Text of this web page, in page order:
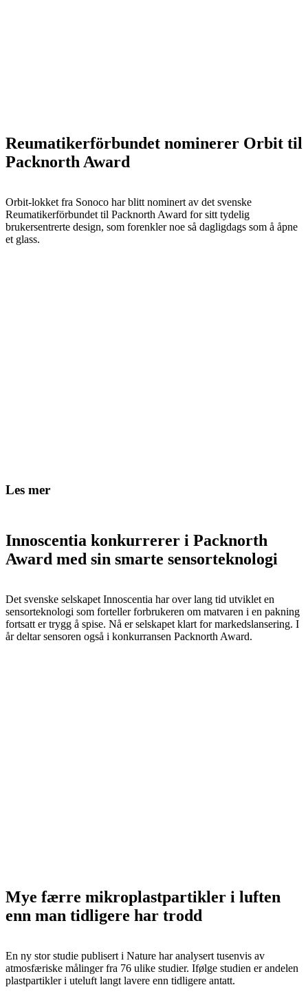
Reumatikerförbundet nominerer Orbit til
Packnorth Award
Orbit-lokket fra Sonoco har blitt nominert av det svenske
Reumatikerförbundet til Packnorth Award for sitt tydelig
brukersentrerte design, som forenkler noe så dagligdags som å åpne
et glass.
Les mer
Innoscentia konkurrerer i Packnorth
Award med sin smarte sensorteknologi
Det svenske selskapet Innoscentia har over lang tid utviklet en
sensorteknologi som forteller forbrukeren om matvaren i en pakning
fortsatt er trygg å spise. Nå er selskapet klart for markedslansering. I
år deltar sensoren også i konkurransen Packnorth Award.
Mye færre mikroplastpartikler i luften
enn man tidligere har trodd
En ny stor studie publisert i Nature har analysert tusenvis av
atmosfæriske målinger fra 76 ulike studier. Ifølge studien er andelen
plastpartikler i uteluft langt lavere enn tidligere antatt.